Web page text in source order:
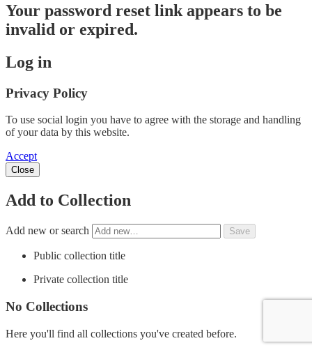
Your password reset link appears to be
invalid or expired.
Log in
Privacy Policy
To use social login you have to agree with the storage and handling
of your data by this website.
Accept
Close
Add to Collection
Add new or search
Public collection title
Private collection title
No Collections
Here you'll find all collections you've created before.